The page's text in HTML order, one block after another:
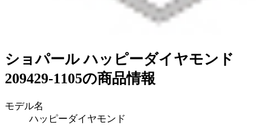
ショパール ハッピーダイヤモンド
209429-1105の商品情報
モデル名
ハッピーダイヤモンド